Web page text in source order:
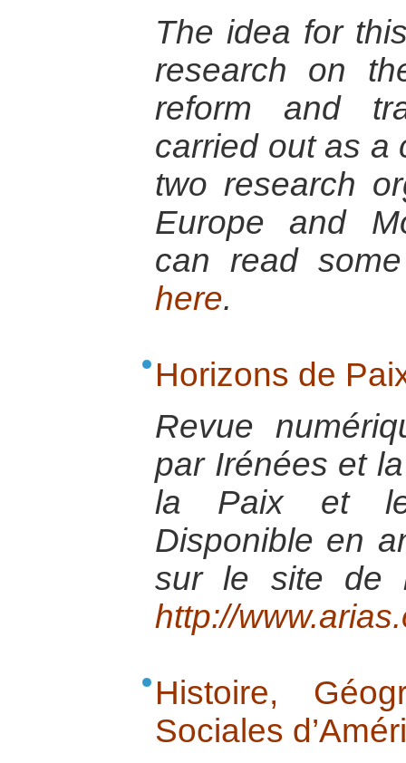
The idea for
research on
reform and
carried out as a
two research
Europe and
can read
here.
Horizons de
Revue
par Irénées et
la Paix et le
Disponible en
sur le site de
http://
Histoire,
Sociales